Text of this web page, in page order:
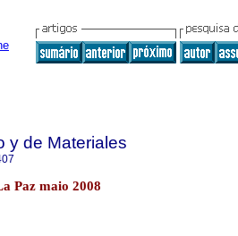
y de Materiales
Paz maio 2008